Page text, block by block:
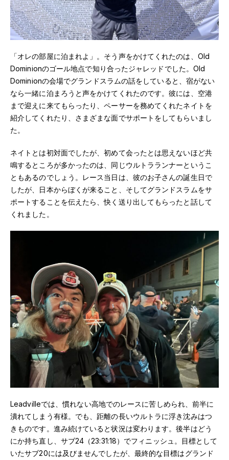
「オレの部屋に泊まれよ」。そう声をかけてくれたのは、Old
Dominionのゴール地点で知り合ったジャレッドでした。Old
Dominionの会場でグランドスラムの話をしていると、宿がない
なら一緒に泊まろうと声をかけてくれたのです。彼には、空港
まで迎えに来てもらったり、ペーサーを務めてくれたネイトを
紹介してくれたり、さまざまな面でサポートをしてもらいまし
た。
ネイトとは初対面でしたが、初めて会ったとは思えないほど共
鳴するところが多かったのは、同じウルトラランナーというこ
ともあるのでしょう。レース当日は、彼のお子さんの誕生日で
したが、日本からぼくが来ること、そしてグランドスラムをサ
ポートすることを伝えたら、快く送り出してもらったと話して
くれました。
Leadvilleでは、慣れない高地でのレースに苦しめられ、前半に
潰れてしまう有様。でも、距離の長いウルトラに浮き沈みはつ
きものです。進み続けていると状況は変わります。後半はどう
にか持ち直し、サブ24（23:31:18）でフィニッシュ。目標として
いたサブ20には及びませんでしたが、最終的な目標はグランド